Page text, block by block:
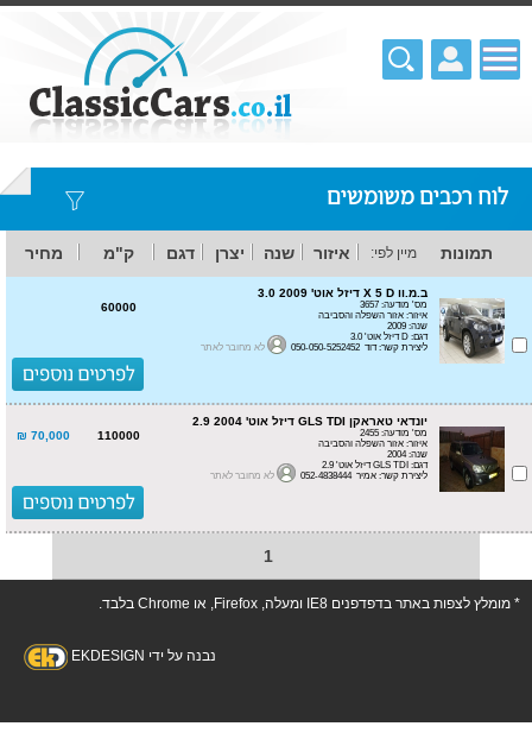
לוח רכבים משומשים
תמונות מיין לפי: איזור שנה יצרן דגם ק"מ מחיר
ב.מ.וו X 5 D דיזל אוט' 3.0 2009
מס' מודעה: 3657
איזור: אזור השפלה והסביבה
שנה: 2009
דגם: D דיזל אוט' 3.0
ליצירת קשר: דוד 050-050-5252452
לא מחובר לאתר
60000
יונדאי טאראקן GLS TDI דיזל אוט' 2.9 2004
מס' מודעה: 2455
איזור: אזור השפלה והסביבה
שנה: 2004
דגם: GLS TDI דיזל אוט' 2.9
ליצירת קשר: אמיר 052-4838444
לא מחובר לאתר
110000
70,000 ₪
1
* מומלץ לצפות באתר בדפדפנים IE8 ומעלה, Firefox, או Chrome בלבד.
נבנה על ידי EKDESIGN